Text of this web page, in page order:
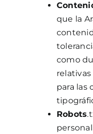
que la
como
para las
Robots